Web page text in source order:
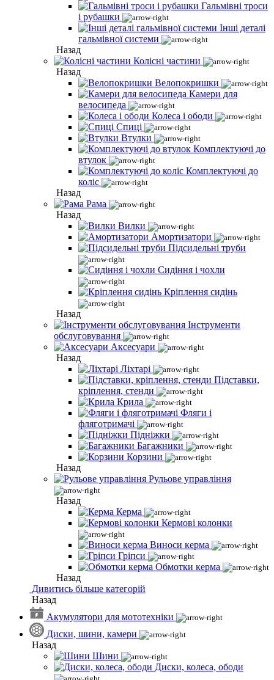
Гальмівні троси
і рубашки
Інші деталі
гальмівної системи
Назад
Колісні частини
Назад
Велопокришки
Камери для
велосипеда
Колеса і ободи
Спиці
Втулки
Комплектуючі до
втулок
Комплектуючі до
коліс
Назад
Рама
Назад
Вилки
Амортизатори
Підсидельні труби
Сидіння і чохли
Кріплення сидінь
Назад
Інструменти
обслуговування
Аксесуари
Назад
Ліхтарі
Підставки,
кріплення, стенди
Крила
Фляги і
фляготримачі
Підніжки
Багажники
Корзини
Назад
Рульове управління
Назад
Керма
Кермові колонки
Виноси керма
Гріпси
Обмотки керма
Назад
Дивитись більше категорій
Назад
Акумулятори для мототехніки
Диски, шини, камери
Назад
Шини
Диски, колеса, ободи